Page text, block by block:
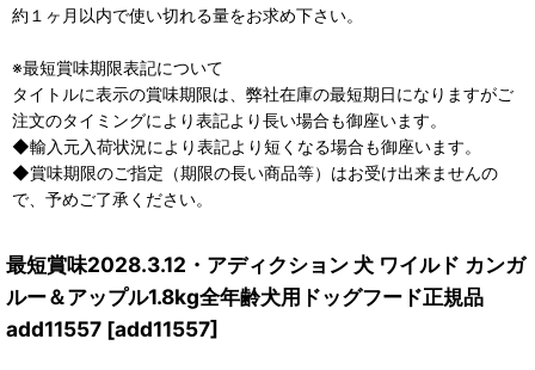
約１ヶ月以内で使い切れる量をお求め下さい。
※最短賞味期限表記について
タイトルに表示の賞味期限は、弊社在庫の最短期日になりますがご
注文のタイミングにより表記より長い場合も御座います。
◆輸入元入荷状況により表記より短くなる場合も御座います。
◆賞味期限のご指定（期限の長い商品等）はお受け出来ませんの
で、予めご了承ください。
最短賞味2028.3.12・アディクション 犬 ワイルド カンガ
ルー＆アップル1.8kg全年齢犬用ドッグフード正規品
add11557 [add11557]